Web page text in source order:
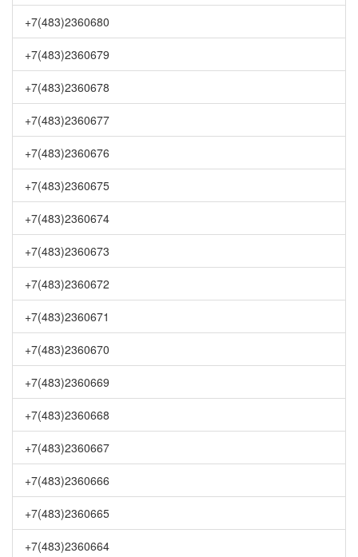
+7(483)2360680
+7(483)2360679
+7(483)2360678
+7(483)2360677
+7(483)2360676
+7(483)2360675
+7(483)2360674
+7(483)2360673
+7(483)2360672
+7(483)2360671
+7(483)2360670
+7(483)2360669
+7(483)2360668
+7(483)2360667
+7(483)2360666
+7(483)2360665
+7(483)2360664